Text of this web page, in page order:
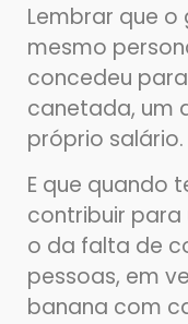
Lembrar que
mesmo
concedeu
canetada, um
próprio salário.
E que quando
contribuir
o da falta de
pessoas, em
banana com